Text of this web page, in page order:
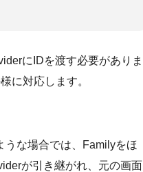
にIDを渡す必要がありま
に対応します。
うな場合では、Familyをほ
が引き継がれ、元の画面